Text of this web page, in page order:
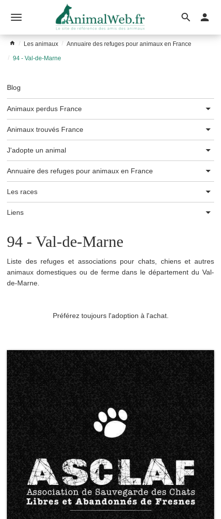
le
menu
Les animaux Annuaire des refuges pour animaux en France
94 - Val-de-Marne
Blog
Animaux perdus France
Animaux trouvés France
J'adopte un animal
Annuaire des refuges pour animaux en France
Les races
Liens
94 - Val-de-Marne
Liste des refuges et associations pour chats, chiens et autres
animaux domestiques ou de ferme dans le département du Val-
de-Marne.
Préférez toujours l'adoption à l'achat.